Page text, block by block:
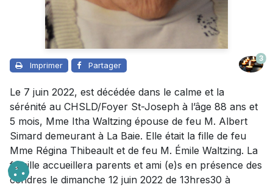
Imprimer Partager
3
Le 7 juin 2022, est décédée dans le calme et la
sérénité au CHSLD/Foyer St-Joseph à l’âge 88 ans et
5 mois, Mme Itha Waltzing épouse de feu M. Albert
Simard demeurant à La Baie. Elle était la fille de feu
Mme Régina Thibeault et de feu M. Émile Waltzing. La
famille accueillera parents et ami (e)s en présence des
cendres le dimanche 12 juin 2022 de 13hres30 à